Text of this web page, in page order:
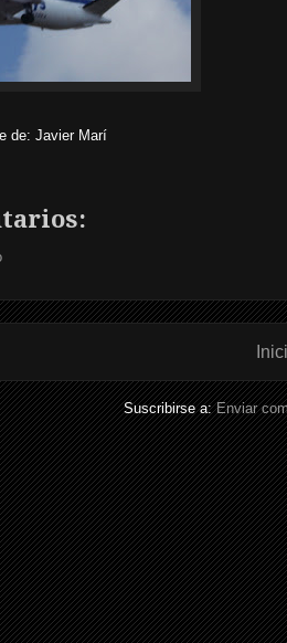
de: Javier Marí
Suscribirse a:Enviar